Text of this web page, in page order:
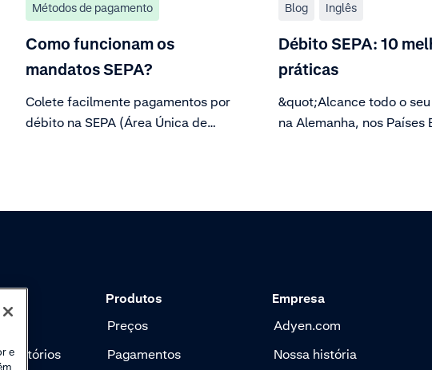
Métodos de pagamento
Como funcionam os
mandatos SEPA?
Colete facilmente pagamentos por
débito na SEPA (Área Única de
Blog Inglês
Débito SEPA: 10
práticas
&quot;Alcance todo o
na Alemanha, nos Países
Produtos
Preços
Pagamentos
Empresa
Adyen.com
Nossa história
e